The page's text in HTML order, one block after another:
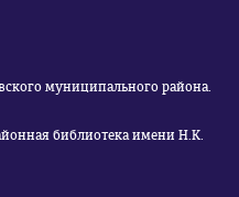
муниципального района.
библиотека имени Н.К.